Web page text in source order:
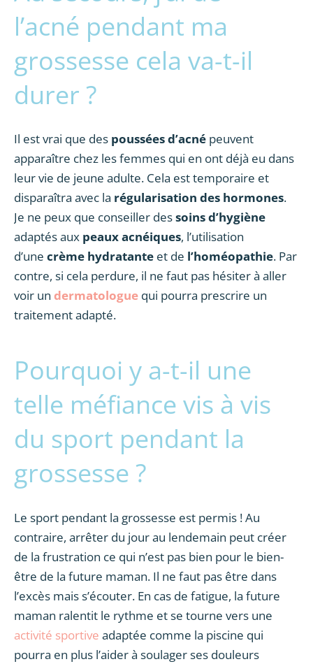
l’acné pendant ma
grossesse cela va-t-il
durer ?
Il est vrai que des poussées d’acné peuvent
apparaître chez les femmes qui en ont déjà eu dans
leur vie de jeune adulte. Cela est temporaire et
disparaîtra avec la régularisation des hormones.
Je ne peux que conseiller dessoins d’hygiène
adaptés aux peaux acnéiques, l’utilisation
d’une crème hydratante et de l’homéopathie. Par
contre, si cela perdure, il ne faut pas hésiter à aller
voir un dermatologue qui pourra prescrire un
traitement adapté.
Pourquoi y a-t-il une
telle méfiance vis à vis
du sport pendant la
grossesse ?
Le sport pendant la grossesse est permis ! Au
contraire, arrêter du jour au lendemain peut créer
de la frustration ce qui n’est pas bien pour le bien-
être de la future maman. Il ne faut pas être dans
l’excès mais s’écouter. En cas de fatigue, la future
maman ralentit le rythme et se tourne vers une
activité sportive adaptée comme la piscine qui
pourra en plus l’aider à soulager ses douleurs